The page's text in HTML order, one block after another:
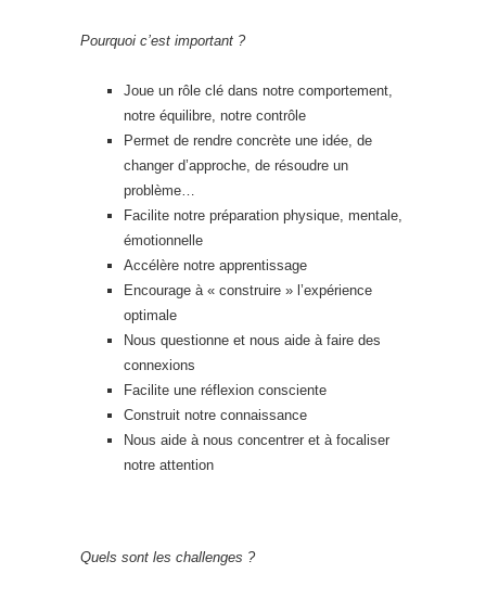
Pourquoi c’est important ?
Joue un rôle clé dans notre comportement,
notre équilibre, notre contrôle
Permet de rendre concrète une idée, de
changer d’approche, de résoudre un
problème…
Facilite notre préparation physique, mentale,
émotionnelle
Accélère notre apprentissage
Encourage à « construire » l’expérience
optimale
Nous questionne et nous aide à faire des
connexions
Facilite une réflexion consciente
Construit notre connaissance
Nous aide à nous concentrer et à focaliser
notre attention
Quels sont les challenges ?